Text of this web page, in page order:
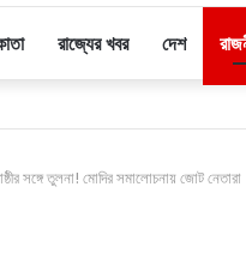
রাজ্যের খবর দেশ
সঙ্গে তুলনা! মোদির সমালোচনায় জোট নেতারা